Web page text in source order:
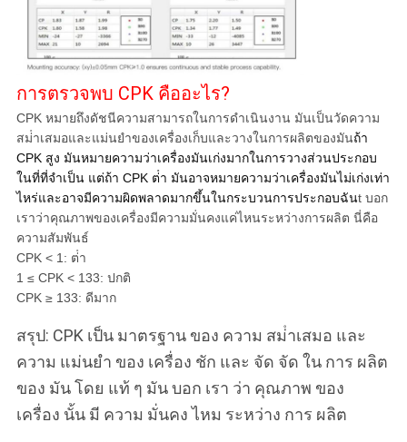
การตรวจพบ CPK คืออะไร?
CPK หมายถึงดัชนีความสามารถในการดําเนินงาน มันเป็นวัดความ
สม่ําเสมอและแม่นยําของเครื่องเก็บและวางในการผลิตของมันถ้า
CPK สูง มันหมายความว่าเครื่องมันเก่งมากในการวางส่วนประกอบ
ในที่ที่จําเป็น แต่ถ้า CPK ต่ํา มันอาจหมายความว่าเครื่องมันไม่เก่งเท่า
ไหร่และอาจมีความผิดพลาดมากขึ้นในกระบวนการประกอบฉันt บอก
เราว่าคุณภาพของเครื่องมีความมั่นคงแค่ไหนระหว่างการผลิต นี่คือ
ความสัมพันธ์
CPK < 1: ต่ํา
1 ≤ CPK < 133: ปกติ
CPK ≥ 133: ดีมาก
สรุป: CPK เป็น มาตรฐาน ของ ความ สม่ําเสมอ และ
ความ แม่นยํา ของ เครื่อง ชัก และ จัด จัด ใน การ ผลิต
ของ มัน โดย แท้ ๆ มัน บอก เรา ว่า คุณภาพ ของ
เครื่อง นั้น มี ความ มั่นคง ไหม ระหว่าง การ ผลิต